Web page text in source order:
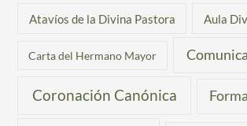
Atavíos de la Divina Pastora Aula
Carta del Hermano Mayor
Coronación Canónica